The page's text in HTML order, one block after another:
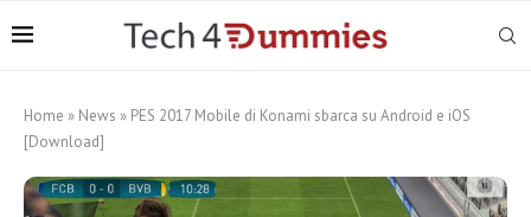
Home » News » PES 2017 Mobile di Konami sbarca su Android e iOS
[Download]